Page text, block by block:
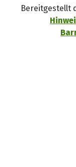
Bereitgestellt